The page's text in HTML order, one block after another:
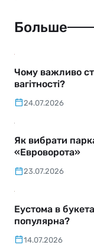
Больше
Чому важливо
вагітності?
24.07.2026
Як вибрати
«Евроворота»
23.07.2026
Еустома в
популярна?
14.07.2026